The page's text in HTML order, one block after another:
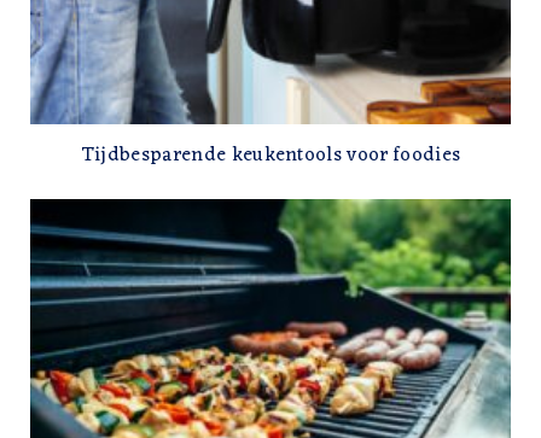
Tijdbesparende keukentools voor foodies